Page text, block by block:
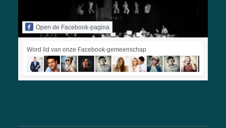
Open de Facebook-pagina
Word lid van onze Facebook-gemeenschap